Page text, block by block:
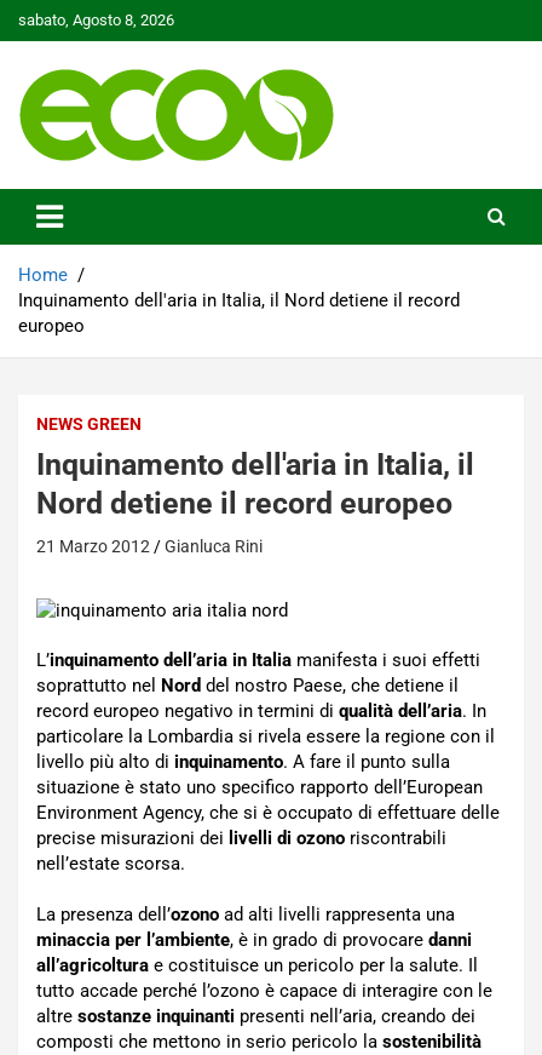
to
sabato, Agosto 8, 2026
Ecoo.it
Home
Inquinamento dell'aria in Italia, il Nord detiene il record
europeo
NEWS GREEN
Inquinamento dell'aria in Italia, il
Nord detiene il record europeo
21 Marzo 2012 Gianluca Rini
L’inquinamento dell’aria in Italia manifesta i suoi effetti
soprattutto nel Nord del nostro Paese, che detiene il
record europeo negativo in termini di qualità dell’aria. In
particolare la Lombardia si rivela essere la regione con il
livello più alto di inquinamento. A fare il punto sulla
situazione è stato uno specifico rapporto dell’European
Environment Agency, che si è occupato di effettuare delle
precise misurazioni dei livelli di ozono riscontrabili
nell’estate scorsa.
La presenza dell’ozono ad alti livelli rappresenta una
minaccia per l’ambiente, è in grado di provocare danni
all’agricoltura e costituisce un pericolo per la salute. Il
tutto accade perché l’ozono è capace di interagire con le
altre sostanze inquinanti presenti nell’aria, creando dei
composti che mettono in serio pericolo la sostenibilità